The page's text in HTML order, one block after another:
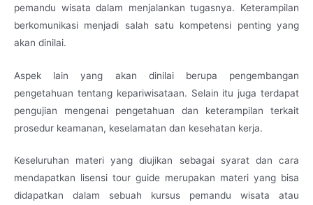
pemandu wisata dalam menjalankan tugasnya. Keterampilan
berkomunikasi menjadi salah satu kompetensi penting yang
akan dinilai.
Aspek lain yang akan dinilai berupa pengembangan
pengetahuan tentang kepariwisataan. Selain itu juga terdapat
pengujian mengenai pengetahuan dan keterampilan terkait
prosedur keamanan, keselamatan dan kesehatan kerja.
Keseluruhan materi yang diujikan sebagai syarat dan cara
mendapatkan lisensi tour guide merupakan materi yang bisa
didapatkan dalam sebuah kursus pemandu wisata atau